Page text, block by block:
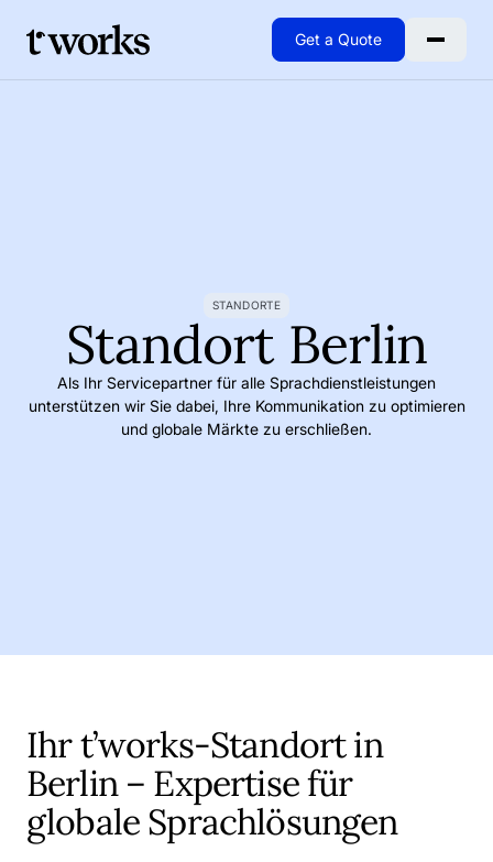
Get a Quote
STANDORTE
Standort Berlin
Als Ihr Servicepartner für alle Sprachdienstleistungen
unterstützen wir Sie dabei, Ihre Kommunikation zu optimieren
und globale Märkte zu erschließen.
Ihr t’works-Standort in
Berlin – Expertise für
globale Sprachlösungen